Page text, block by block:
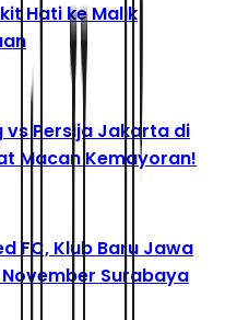
Hati ke Malik
vs Persija Jakarta di
Macan Kemayoran!
FC, Klub Baru Jawa
Surabaya